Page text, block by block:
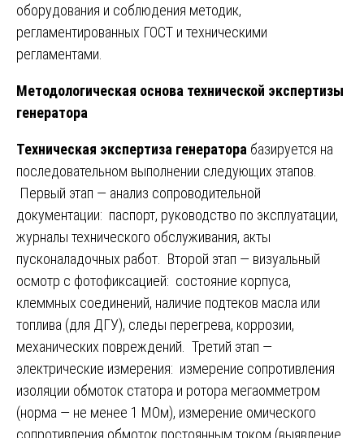
оборудования и соблюдения методик,
регламентированных ГОСТ и техническими
регламентами.
Методологическая основа технической экспертизы
генератора
Техническая экспертиза генератора базируется на
последовательном выполнении следующих этапов.
Первый этап — анализ сопроводительной
документации: паспорт, руководство по эксплуатации,
журналы технического обслуживания, акты
пусконаладочных работ. Второй этап — визуальный
осмотр с фотофиксацией: состояние корпуса,
клеммных соединений, наличие подтеков масла или
топлива (для ДГУ), следы перегрева, коррозии,
механических повреждений. Третий этап —
электрические измерения: измерение сопротивления
изоляции обмоток статора и ротора мегаомметром
(норма — не менее 1 МОм), измерение омического
сопротивления обмоток постоянным током (выявление